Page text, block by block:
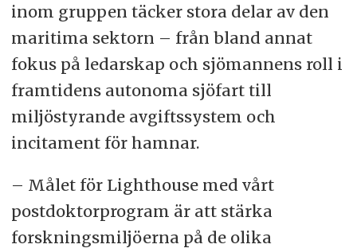
inom gruppen täcker stora delar av den
maritima sektorn – från bland annat
fokus på ledarskap och sjömannens roll i
framtidens autonoma sjöfart till
miljöstyrande avgiftssystem och
incitament för hamnar.
– Målet för Lighthouse med vårt
postdoktorprogram är att stärka
forskningsmiljöerna på de olika